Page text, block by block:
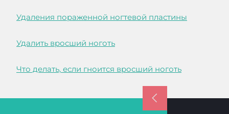
Удаления пораженной ногтевой пластины
Удалить вросший ноготь
Что делать, если гноится вросший ноготь